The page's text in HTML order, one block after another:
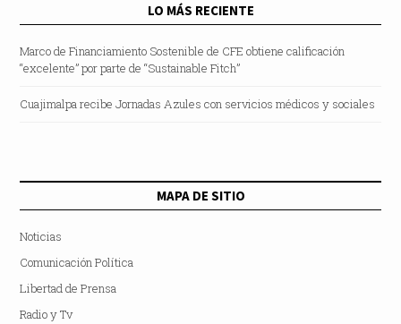
LO MÁS RECIENTE
Marco de Financiamiento Sostenible de CFE obtiene calificación
“excelente” por parte de “Sustainable Fitch”
Cuajimalpa recibe Jornadas Azules con servicios médicos y sociales
MAPA DE SITIO
Noticias
Comunicación Política
Libertad de Prensa
Radio y Tv